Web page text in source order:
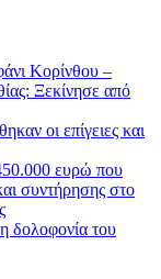
Κορίνθου –
Ξεκίνησε από
οι επίγειες και
ευρώ που
συντήρησης στο
δολοφονία του